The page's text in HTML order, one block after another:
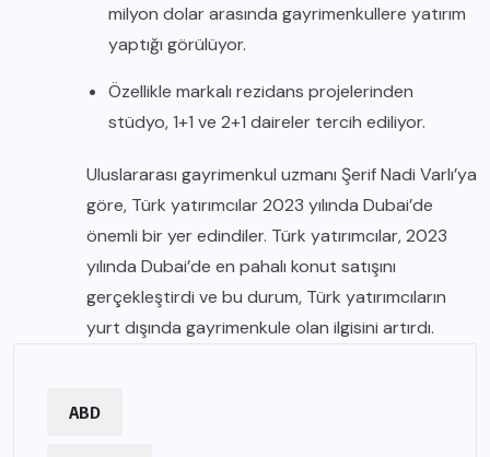
milyon dolar arasında gayrimenkullere yatırım
yaptığı görülüyor.
Özellikle markalı rezidans projelerinden
stüdyo, 1+1 ve 2+1 daireler tercih ediliyor.
Uluslararası gayrimenkul uzmanı Şerif Nadi Varlı’ya
göre, Türk yatırımcılar 2023 yılında Dubai’de
önemli bir yer edindiler. Türk yatırımcılar, 2023
yılında Dubai’de en pahalı konut satışını
gerçekleştirdi ve bu durum, Türk yatırımcıların
yurt dışında gayrimenkule olan ilgisini artırdı.
ABD